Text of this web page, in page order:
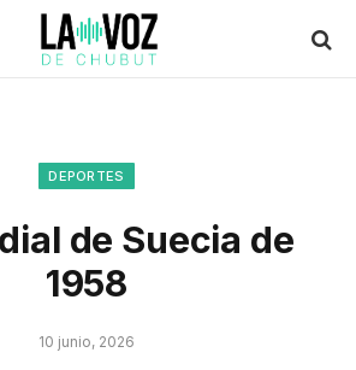
DEPORTES
de Suecia de
1958
10 junio, 2026